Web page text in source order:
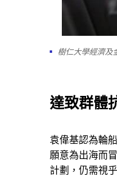
樹仁大學經濟及
達致群體
袁偉基認為輪
願意為出海而
計劃，仍需視